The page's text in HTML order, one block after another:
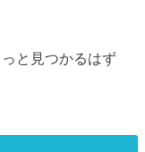
と見つかるはず